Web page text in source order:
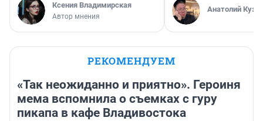
Ксения Владимирская
Автор мнения
Анатолий
РЕКОМЕНДУЕМ
«Так неожиданно и приятно». Героиня
мема вспомнила о съемках с гуру
пикапа в кафе Владивостока